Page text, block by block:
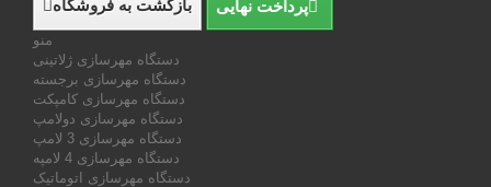
بازگشت به فروشگاه پرداخت نهایی
منو
دستگاه مهرسازی ژلاتینی
دستگاه مهرسازی برجسته
دستگاه مهرسازی کامپکت
دستگاه مهرسازی دولامپ
دستگاه مهرسازی 3 لامپ
دستگاه مهرسازی 4 لامپه
دستگاه مهرسازی اتوماتیک